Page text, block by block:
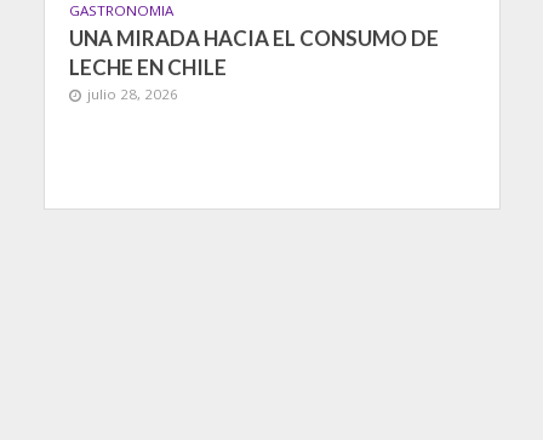
GASTRONOMIA
UNA MIRADA HACIA EL CONSUMO DE
LECHE EN CHILE
julio 28, 2026